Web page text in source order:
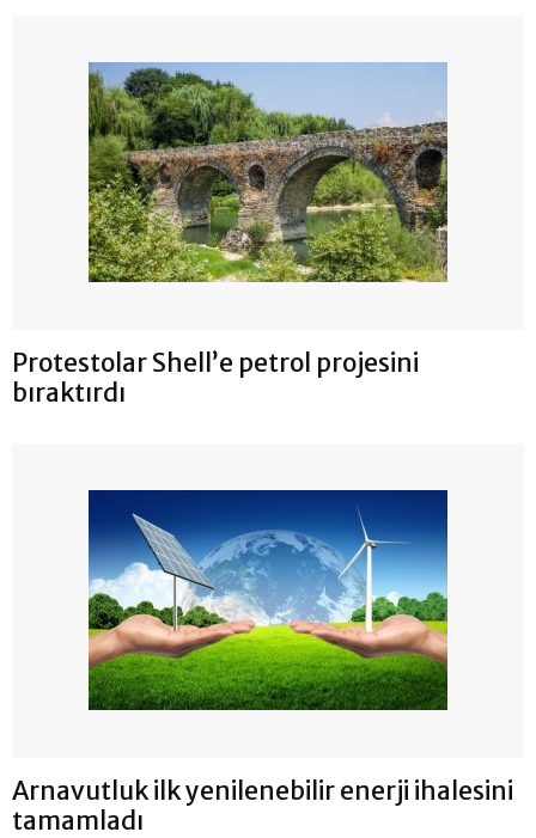
Protestolar Shell’e petrol projesini
bıraktırdı
Arnavutluk ilk yenilenebilir enerji ihalesini
tamamladı